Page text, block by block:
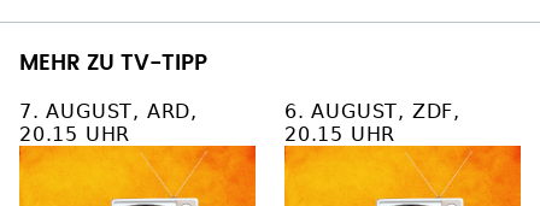
MEHR ZU TV-TIPP
7. AUGUST, ARD,
20.15 UHR
6. AUGUST, ZDF,
20.15 UHR